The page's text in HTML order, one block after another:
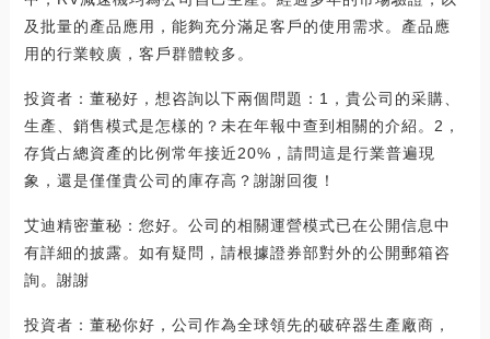
及批量的產品應用，能夠充分滿足客戶的使用需求。產品應
用的行業較廣，客戶群體較多。
投資者：董秘好，想咨詢以下兩個問題：1，貴公司的采購、
生產、銷售模式是怎樣的？未在年報中查到相關的介紹。2，
存貨占總資產的比例常年接近20%，請問這是行業普遍現
象，還是僅僅貴公司的庫存高？謝謝回復！
艾迪精密董秘：您好。公司的相關運營模式已在公開信息中
有詳細的披露。如有疑問，請根據證券部對外的公開郵箱咨
詢。謝謝
投資者：董秘你好，公司作為全球領先的破碎器生產廠商，